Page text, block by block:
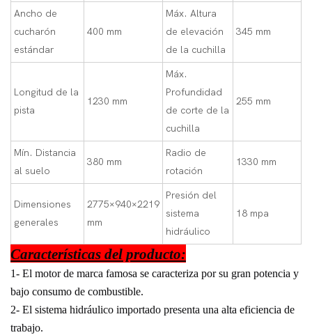
Ancho de
cucharón
estándar
400 mm
Máx. Altura
de elevación
de la cuchilla
345 mm
Longitud de la
pista
1230 mm
Máx.
Profundidad
de corte de la
cuchilla
255 mm
Mín. Distancia
al suelo
380 mm
Radio de
rotación
1330 mm
Dimensiones
generales
2775×940×2219
mm
Presión del
sistema
hidráulico
18 mpa
Características del producto:
1- El motor de marca famosa se caracteriza por su gran potencia y
bajo consumo de combustible.
2- El sistema hidráulico importado presenta una alta eficiencia de
trabajo.